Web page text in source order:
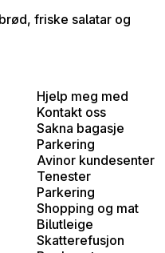
friske salatar og
Hjelp meg med
Kontakt oss
Sakna bagasje
Parkering
Avinor kundesenter
Tenester
Parkering
Shopping og mat
Bilutleige
Skatterefusjon